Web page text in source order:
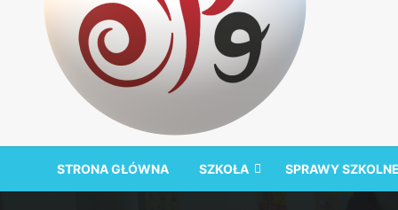
Szkoła Podstawowa
STRONA GŁÓWNA SZKOŁA SPRAWY SZKOLNE